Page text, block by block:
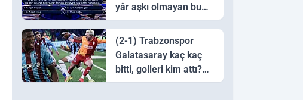
yâr aşkı olmayan bu
sazı çalarsa tingirdatır"
sözünü söyleyen halk
ozanı hangisidir?
(2-1) Trabzonspor
Galatasaray kaç kaç
bitti, golleri kim attı?
Trabzonspor